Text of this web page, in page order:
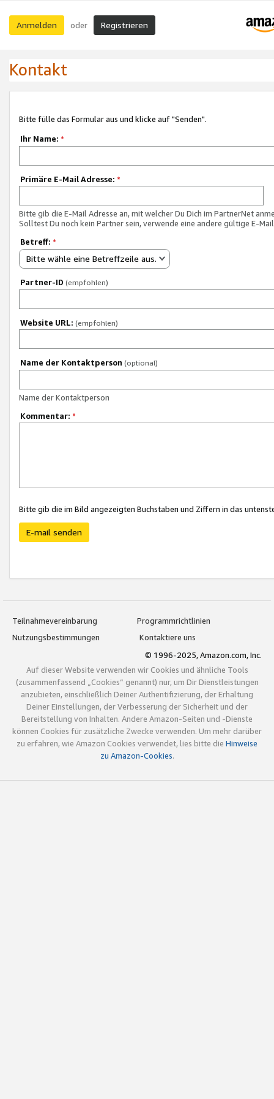
Anmelden oder Registrieren
Kontakt
Bitte fülle das Formular aus und klicke auf "Senden".
Ihr Name: *
Primäre E-Mail Adresse: *
Bitte gib die E-Mail Adresse an, mit welcher Du Dich im PartnerNet
Solltest Du noch kein Partner sein, verwende eine andere gültige E-
Betreff: *
Bitte wähle eine Betreffzeile aus.
Partner-ID (empfohlen)
Website URL: (empfohlen)
Name der Kontaktperson (optional)
Name der Kontaktperson
Kommentar: *
Bitte gib die im Bild angezeigten Buchstaben und Ziffern in das
E-mail senden
Teilnahmevereinbarung
Programmrichtlinien
Nutzungsbestimmungen
Kontaktiere uns
© 1996-2025, Amazon.com, Inc.
Auf dieser Website verwenden wir Cookies und ähnliche Tools
(zusammenfassend „Cookies“ genannt) nur, um Dir Dienstleistungen
anzubieten, einschließlich Deiner Authentifizierung, der Erhaltung
Deiner Einstellungen, der Verbesserung der Sicherheit und der
Bereitstellung von Inhalten. Andere Amazon-Seiten und -Dienste
können Cookies für zusätzliche Zwecke verwenden. Um mehr darüber
zu erfahren, wie Amazon Cookies verwendet, lies bitte die Hinweise
zu Amazon-Cookies.